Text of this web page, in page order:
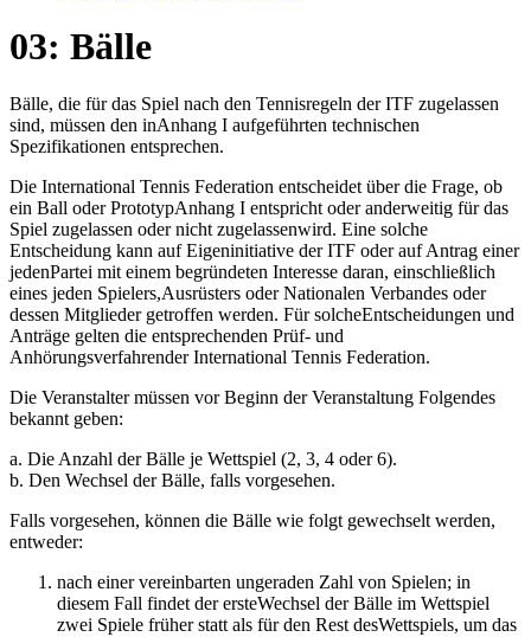
03: Bälle
Bälle, die für das Spiel nach den Tennisregeln der ITF zugelassen
sind, müssen den inAnhang I aufgeführten technischen
Spezifikationen entsprechen.
Die International Tennis Federation entscheidet über die Frage, ob
ein Ball oder PrototypAnhang I entspricht oder anderweitig für das
Spiel zugelassen oder nicht zugelassenwird. Eine solche
Entscheidung kann auf Eigeninitiative der ITF oder auf Antrag einer
jedenPartei mit einem begründeten Interesse daran, einschließlich
eines jeden Spielers,Ausrüsters oder Nationalen Verbandes oder
dessen Mitglieder getroffen werden. Für solcheEntscheidungen und
Anträge gelten die entsprechenden Prüf- und
Anhörungsverfahrender International Tennis Federation.
Die Veranstalter müssen vor Beginn der Veranstaltung Folgendes
bekannt geben:
a. Die Anzahl der Bälle je Wettspiel (2, 3, 4 oder 6).
b. Den Wechsel der Bälle, falls vorgesehen.
Falls vorgesehen, können die Bälle wie folgt gewechselt werden,
entweder:
nach einer vereinbarten ungeraden Zahl von Spielen; in
diesem Fall findet der ersteWechsel der Bälle im Wettspiel
zwei Spiele früher statt als für den Rest desWettspiels, um das